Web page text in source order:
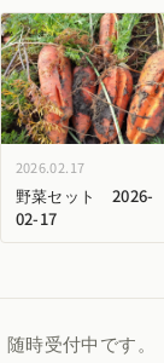
2026.02.17
野菜セット 2026-
02-17
、随時受付中です。